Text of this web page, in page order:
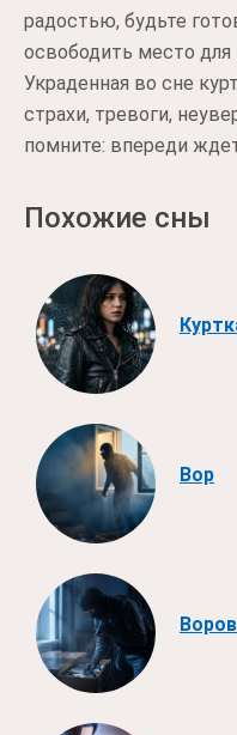
радостью, будьте
освободить место для
Украденная во сне
страхи, тревоги,
помните: впереди
Похожие сны
Вор